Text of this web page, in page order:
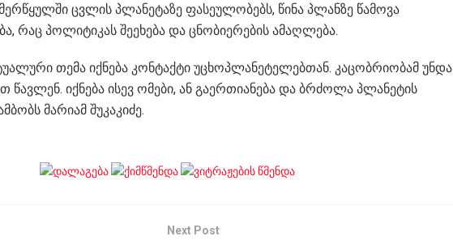
ცვლის პლანეტაზე ფასეულობებს, წინა პლანზე წამოვა
რაც პოლიტიკას შეეხება და ცნობიერების ამაღლება.
თემა იქნება კონტაქტი უცხოპლანეტელებთან. კაცობრიობამ უნდა
წავლენ. იქნება ისევ ომები, ან გაერთიანება და ბრძოლა პლანეტის
მარიამ შუკაკიძე.
Next Post